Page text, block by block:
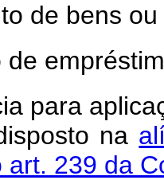
de bens
para
na
art. 239 da